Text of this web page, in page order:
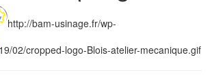
http://bam-usinage.fr/wp-
02/cropped-logo-Blois-atelier-mecanique.gif